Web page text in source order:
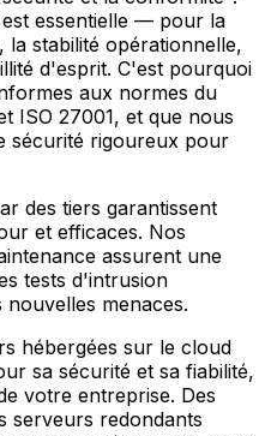
essentielle — pour la
stabilité opérationnelle,
d'esprit. C'est pourquoi
aux normes du
ISO 27001, et que nous
sécurité rigoureux pour
des tiers garantissent
et efficaces. Nos
assurent une
tests d'intrusion
menaces.
hébergées sur le cloud
sa sécurité et sa fiabilité,
votre entreprise. Des
serveurs redondants